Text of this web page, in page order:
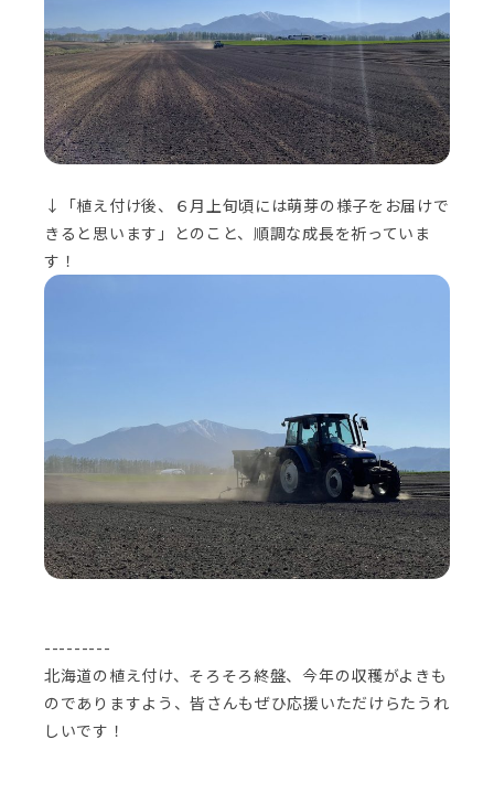
↓「植え付け後、６月上旬頃には萌芽の様子をお届けで
きると思います」とのこと、順調な成長を祈っていま
す！
---------
北海道の植え付け、そろそろ終盤、今年の収穫がよきも
のでありますよう、皆さんもぜひ応援いただけらたうれ
しいです！